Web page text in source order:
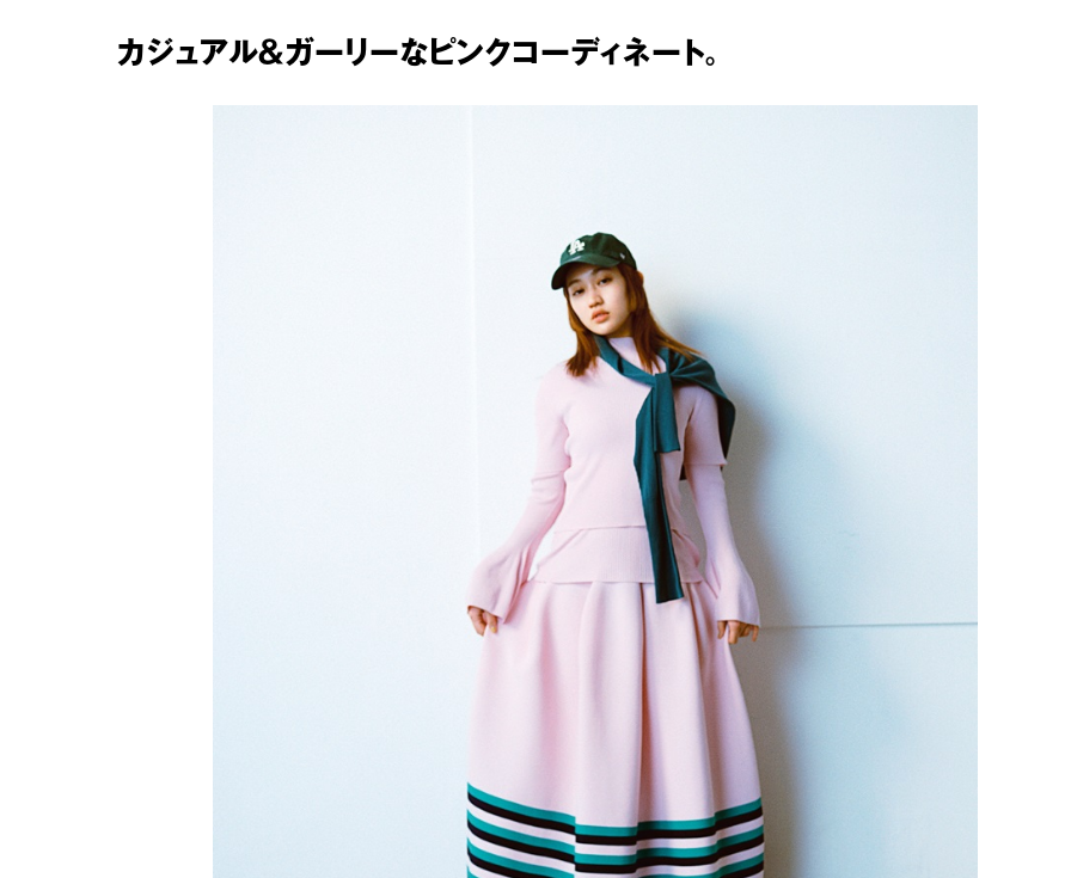
カジュアル＆ガーリーなピンクコーディネート。